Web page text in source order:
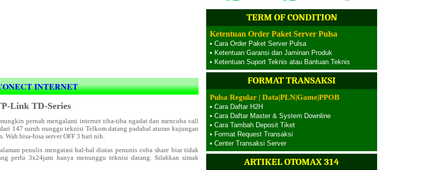
INTERNET
Link TD-Series
pernah mengalami internet tiba-tiba ngadat dan mencoba call
147 suruh nunggu teknisi Telkom datang padahal aturan kujungan
Wah bisa-bisa server OFF 3 hari nih.
penulis mengatasi hal-hal diatas penunis coba share biar tidak
perlu 3x24jam hanya menunggu teknisi datang. Silahkan simak
TERM OF CONDITION
Ketentuan Order Paket Server Pulsa
•Cara Order Paket Server Pulsa
• Ketentuan Garansi dan Jaminan Produk
• Ketentuan Suport Teknis atau Bantuan Teknis
FORMAT TRANSAKSI
Pulsa Regular | Data|PLN|Game|PPOB
•Cara Daftar H2H
•Cara Daftar Master & System Downline
•Cara Tambah Deposit Tiket
• Format Request Transaksi
•Center Transaksi Server
ARTIKEL OTOMAX 314